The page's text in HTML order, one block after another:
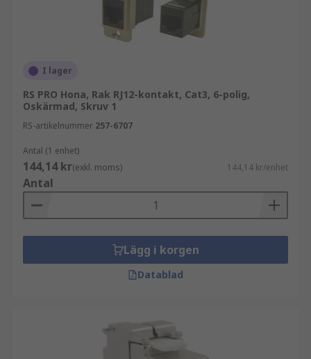
I lager
RS PRO Hona, Rak RJ12-kontakt, Cat3, 6-polig,
Oskärmad, Skruv 1
RS-artikelnummer 257-6707
Antal (1 enhet)
144,14 kr(exkl. moms) 144,14 kr/enhet
Antal
Lägg i korgen
Datablad